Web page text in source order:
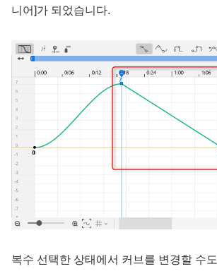
니어]가 되었습니다.
복수 선택한 상태에서 커브를 변경할 수